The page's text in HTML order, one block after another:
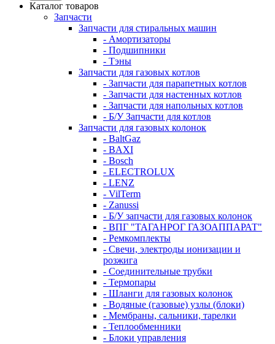
Каталог товаров
Запчасти
Запчасти для стиральных машин
- Амортизаторы
- Подшипники
- Тэны
Запчасти для газовых котлов
- Запчасти для парапетных котлов
- Запчасти для настенных котлов
- Запчасти для напольных котлов
- Б/У Запчасти для котлов
Запчасти для газовых колонок
- BaltGaz
- BAXI
- Bosch
- ELECTROLUX
- LENZ
- VilTerm
- Zanussi
- Б/У запчасти для газовых колонок
- ВПГ "ТАГАНРОГ ГАЗОАППАРАТ"
- Ремкомплекты
- Свечи, электроды ионизации и
розжига
- Соединительные трубки
- Термопары
- Шланги для газовых колонок
- Водяные (газовые) узлы (блоки)
- Мембраны, сальники, тарелки
- Теплообменники
- Блоки управления